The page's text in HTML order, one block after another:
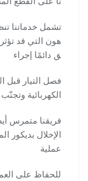
تشمل خدماتنا
هون التي قد
ق دائمًا إجراء
فصل التيار قبل
الكهربائية
فريقنا متمرس
الإخلال بديكور
عملية
للحفاظ على